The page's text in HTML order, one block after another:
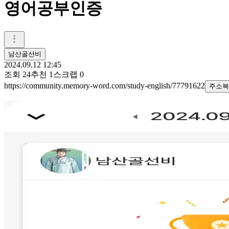
영어공부인증
남산골선비
2024.09.12 12:45
조회 24추천 1 스크랩 0
https://community.memory-word.com/study-english/77791622
주소